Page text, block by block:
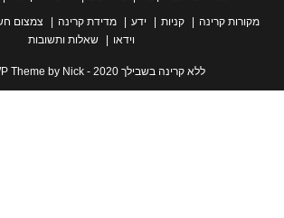
קרינה
קניות ידע מדידת קרינה צמצום חשיפה
שאלות ותשובות
ללא קרינה בשבילך 2020 - OceanWP Theme by Nick